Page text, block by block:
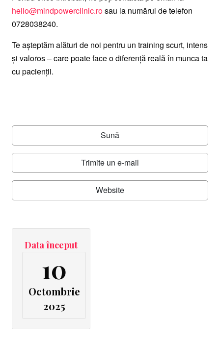
hello@mindpowerclinic.rosau la numărul de telefon
0728038240.
Te așteptăm alături de noi pentru un training scurt, intens
și valoros – care poate face o diferență reală în munca ta
cu pacienții.
Sună
Trimite un e-mail
Website
Data început
10
Octombrie
2025